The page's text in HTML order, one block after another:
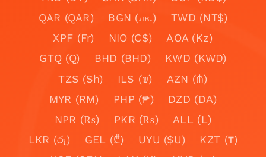
QAR (QAR)
BGN (лв.)
TWD (NT$)
XPF (Fr)
NIO (C$)
AOA (Kz)
GTQ (Q)
BHD (BHD)
KWD (KWD)
TZS (Sh)
ILS (₪)
AZN (₼)
MYR (RM)
PHP (₱)
DZD (DA)
NPR (₨)
PKR (₨)
ALL (L)
LKR (රු)
GEL (₾) UYU ($U)
KZT (₸)